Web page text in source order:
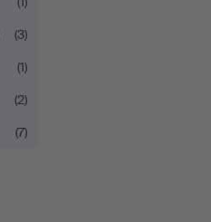
(3)
(1)
(2)
(7)